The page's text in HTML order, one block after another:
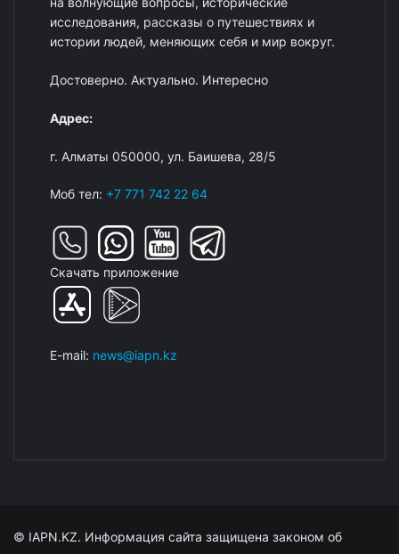
исследования, рассказы о путешествиях и
истории людей, меняющих себя и мир вокруг.
Достоверно. Актуально. Интересно
Адрес:
г. Алматы 050000, ул. Баишева, 28/5
Моб тел: +7 771 742 22 64
Скачать приложение
E-mail: news@iapn.kz
© IAPN.KZ. Информация сайта защищена законом об